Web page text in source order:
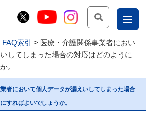
問
合
せ
こー
ー部
FAQ索引
医療・介護関係事業者におい
してしまった場合の対応はどのように
。
者において個人データが漏えいしてしまった場合
すればよいでしょうか。